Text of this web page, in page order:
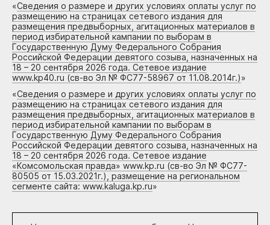
«Сведения о размере и других условиях оплаты услуг по
размещению на страницах сетевого издания для
размещения предвыборных, агитационных материалов в
период избирательной кампании по выборам в
Государственную Думу Федерального Собрания
Российской Федерации девятого созыва, назначенных на
18 – 20 сентября 2026 года. Сетевое издание
www.kp40.ru (св-во Эл № ФС77-58967 от 11.08.2014г.)»
«Сведения о размере и других условиях оплаты услуг по
размещению на страницах сетевого издания для
размещения предвыборных, агитационных материалов в
период избирательной кампании по выборам в
Государственную Думу Федерального Собрания
Российской Федерации девятого созыва, назначенных на
18 – 20 сентября 2026 года. Сетевое издание
«Комсомольская правда» www.kp.ru (св-во Эл № ФС77-
80505 от 15.03.2021г.), размещение на региональном
сегменте сайта: www.kaluga.kp.ru»